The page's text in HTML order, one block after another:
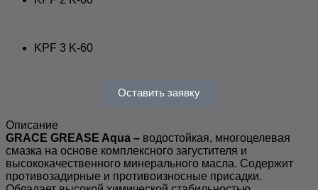
KPF 3 K-60
Оставить заявку
Описание
GRACE GREASE Aqua – водостойкая, многоцелевая
смазка на основе комплексного загустителя и
высококачественного минерального масла. Содержит
противозадирные и противоизносные присадки.